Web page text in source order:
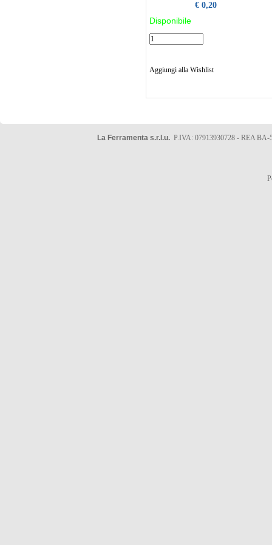
€ 0,20
Disponibile
Aggiungi alla Wishlist
La Ferramenta s.r.l.u. P.IVA: 07913930728 - REA BA-